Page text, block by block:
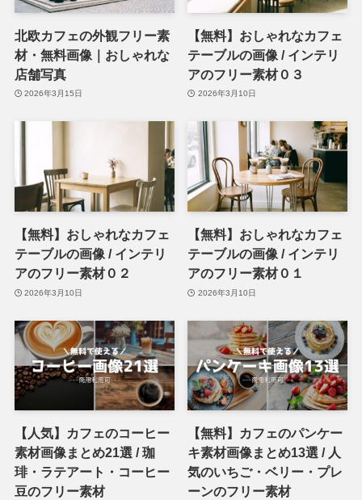
北欧カフェの外観フリー素
材・無料画像｜おしゃれな
店舗写真
2026年3月15日
【無料】おしゃれなカフェ
テーブルの画像 / インテリ
アのフリー素材０３
2026年3月10日
【無料】おしゃれなカフェ
テーブルの画像 / インテリ
アのフリー素材０２
2026年3月10日
【無料】おしゃれなカフェ
テーブルの画像 / インテリ
アのフリー素材０１
2026年3月10日
【人気】カフェのコーヒー
素材画像まとめ21選 / 珈
琲・ラテアート・コーヒー
豆のフリー素材
【無料】カフェのパンケー
キ素材画像まとめ13選 / 人
気のいちご・ベリー・プレ
ーンのフリー素材